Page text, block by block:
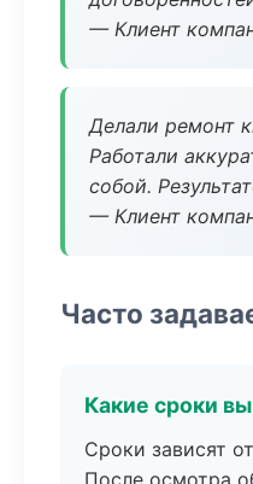
— Клиент
Делали ремонт
Работали
собой.
— Клиент
Часто
Какие сроки
Сроки зависят
После осмотра